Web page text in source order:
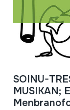
SOINU-
MUSIKAN;